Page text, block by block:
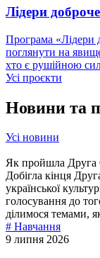
Лідери
Програма «Лідери
поглянути на
хто є рушійною
Усi проєкти
Новини та
Усi новини
Як пройшла
Добігла кінця
української
голосування до
ділимося темами,
# Навчання
9 липня 2026